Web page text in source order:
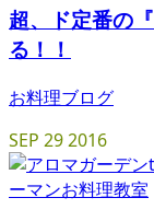
超、ド定番の
る！！
お料理ブログ
SEP 292016